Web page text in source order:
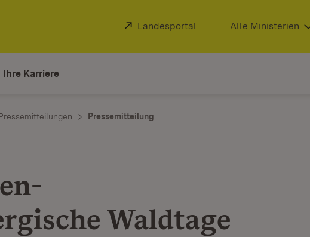
Extern:
Landesportal (Öffnet in neuem Fenster)
Alle Ministerien
Ihre Karriere
Pressemitteilung
Waldtage